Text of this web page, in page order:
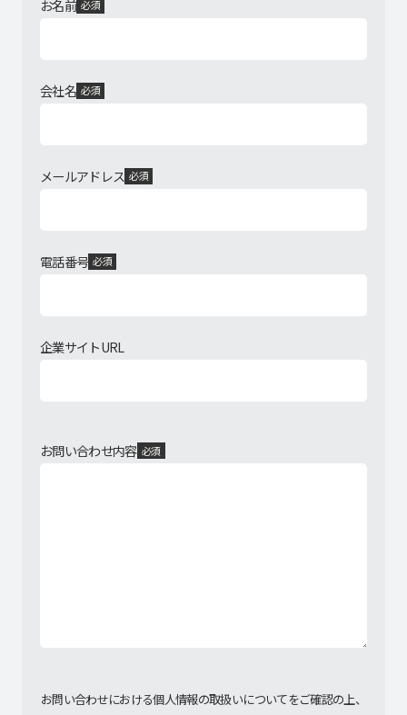
お名前 必須
会社名 必須
メールアドレス 必須
電話番号 必須
企業サイトURL
お問い合わせ内容 必須
お問い合わせにおける個人情報の取扱いについてをご確認の上、